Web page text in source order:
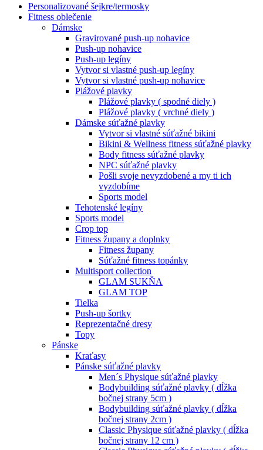
Personalizované šejkre/termosky
Fitness oblečenie
Dámske
Gravirované push-up nohavice
Push-up nohavice
Push-up legíny
Vytvor si vlastné push-up legíny
Vytvor si vlastné push-up nohavice
Plážové plavky
Plážové plavky ( spodné diely )
Plážové plavky ( vrchné diely )
Dámske súťažné plavky
Vytvor si vlastné súťažné bikini
Bikini & Wellness fitness súťažné plavky
Body fitness súťažné plavky
NPC súťažné plavky
Pošli svoje nevyzdobené a my ti ich
vyzdobíme
Sports model
Tehotenské legíny
Sports model
Crop top
Fitness župany a doplnky
Fitness župany
Súťažné fitness topánky
Multisport collection
GLAM SUKŇA
GLAM TOP
Tielka
Push-up šortky
Reprezentačné dresy
Topy
Pánske
Kraťasy
Pánske súťažné plavky
Men´s Physique súťažné plavky
Bodybuilding súťažné plavky ( dĺžka
bočnej strany 5cm )
Bodybuilding súťažné plavky ( dĺžka
bočnej strany 2cm )
Classic Physique súťažné plavky ( dĺžka
bočnej strany 12 cm )